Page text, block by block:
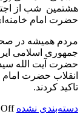
هشتمین شب از
حضرت امام
مردم همیشه در
جمهوری اسلامی
حضرت آیت الله
انقلاب حضرت
تاکید کردند.
دسته‌بندی نشده Off